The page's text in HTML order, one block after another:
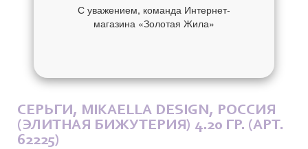
СЕРЬГИ, MIKAELLA DESIGN, РОССИЯ
(ЭЛИТНАЯ БИЖУТЕРИЯ) 4.20 ГР. (АРТ.
62225)
С уважением, команда Интернет-
магазина «Золотая Жила»